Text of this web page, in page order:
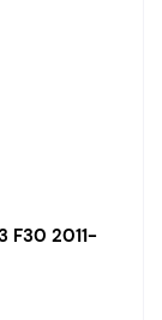
F30 2011-